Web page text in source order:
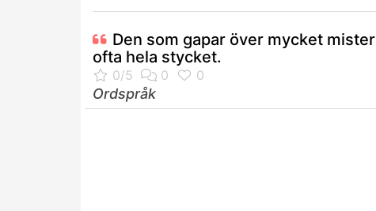
Den som gapar över mycket mister
ofta hela stycket.
Ordspråk